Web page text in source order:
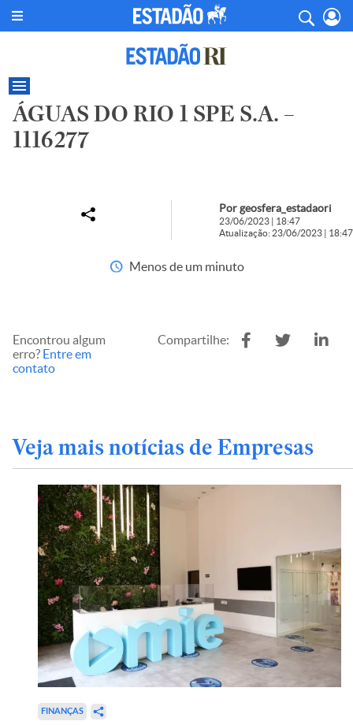
ÁGUAS DO RIO 1 SPE S.A. –
1116277
Por geosfera_estadaori
23/06/2023 | 18:47
Atualização: 23/06/2023 | 18:47
Menos de um minuto
Encontrou algum
erro? Entre em
contato
Compartilhe:
Veja mais notícias de Empresas
FINANÇAS